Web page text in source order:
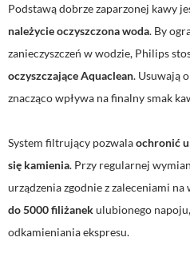
Podstawą dobrze zaparzonej kawy
należycie oczyszczona woda. By
zanieczyszczeń w wodzie, Philips
oczyszczające Aquaclean. Usuwają
znacząco wpływa na finalny smak
System filtrujący pozwalaochronić
się kamienia. Przy regularnej
urządzenia zgodnie z zaleceniami
do 5000 filiżanekulubionego
odkamieniania ekspresu.